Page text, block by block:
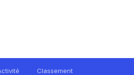
Classement